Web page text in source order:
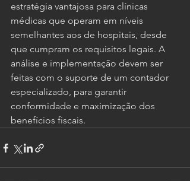
estratégia vantajosa para clínicas
médicas que operam em níveis
semelhantes aos de hospitais, desde
que cumpram os requisitos legais. A
análise e implementação devem ser
feitas com o suporte de um contador
especializado, para garantir
conformidade e maximização dos
benefícios fiscais.